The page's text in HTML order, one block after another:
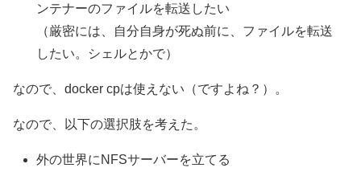
ンテナーのファイルを転送したい
（厳密には、自分自身が死ぬ前に、ファイルを転送
したい。シェルとかで）
なので、docker cpは使えない（ですよね？）。
なので、以下の選択肢を考えた。
外の世界にNFSサーバーを立てる